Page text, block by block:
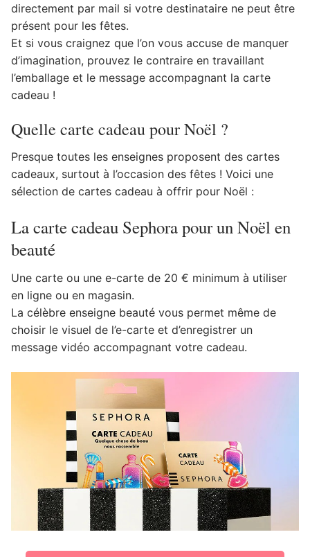
directement par mail si votre destinataire ne peut être
présent pour les fêtes.
Et si vous craignez que l’on vous accuse de manquer
d’imagination, prouvez le contraire en travaillant
l’emballage et le message accompagnant la carte
cadeau !
Quelle carte cadeau pour Noël ?
Presque toutes les enseignes proposent des cartes
cadeaux, surtout à l’occasion des fêtes ! Voici une
sélection de cartes cadeau à offrir pour Noël :
La carte cadeau Sephora pour un Noël en
beauté
Une carte ou une e-carte de 20 € minimum à utiliser
en ligne ou en magasin.
La célèbre enseigne beauté vous permet même de
choisir le visuel de l’e-carte et d’enregistrer un
message vidéo accompagnant votre cadeau.